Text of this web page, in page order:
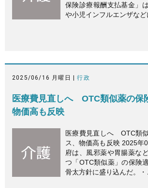
保険診療報酬支払基金」
や小児インフルエンザな
2025/06/16 月曜日 |行政
医療費見直しへ OTC類似薬の保
物価高も反映
医療費見直しへ OTC類
ス、物価高も反映 2025
府は、風邪薬や胃腸薬な
つ「OTC類似薬」の保険
骨太方針に盛り込んだ。・